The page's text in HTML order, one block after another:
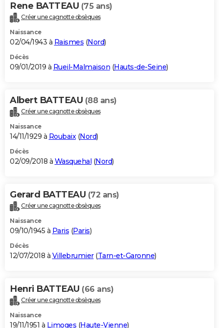
Rene BATTEAU (75 ans)
Créer une cagnotte obsèques
Naissance
02/04/1943 à Raismes (Nord)
Décès
09/01/2019 à Rueil-Malmaison (Hauts-de-Seine)
Albert BATTEAU (88 ans)
Créer une cagnotte obsèques
Naissance
14/11/1929 à Roubaix(Nord)
Décès
02/09/2018 à Wasquehal (Nord)
Gerard BATTEAU (72 ans)
Créer une cagnotte obsèques
Naissance
09/10/1945 à Paris (Paris)
Décès
12/07/2018 à Villebrumier(Tarn-et-Garonne)
Henri BATTEAU (66 ans)
Créer une cagnotte obsèques
Naissance
19/11/1951 à Limoges (Haute-Vienne)